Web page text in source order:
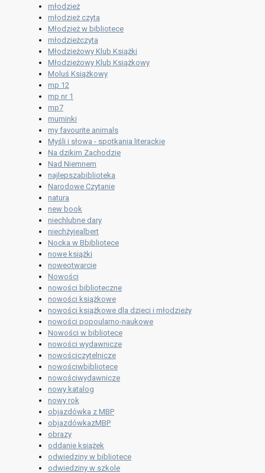
młodzież
młodzież czyta
Młodzież w bibliotece
młodzieżczyta
Młodzieżowy Klub Książki
Młodzieżowy Klub Książkowy
Moluś Książkowy
mp 12
mp nr 1
mp7
muminki
my favourite animals
Myśli i słowa - spotkania literackie
Na dzikim Zachodzie
Nad Niemnem
najlepszabiblioteka
Narodowe Czytanie
natura
new book
niechlubne dary
niechżyjealbert
Nocka w Bbibliotece
nowe książki
noweotwarcie
Nowości
nowości biblioteczne
nowości książkowe
nowości książkowe dla dzieci i młodzieży
nowości popoularno-naukowe
Nowości w bibliotece
nowości wydawnicze
nowościczytelnicze
nowościwbibliotece
nowościwydawnicze
nowy katalog
nowy rok
objazdówka z MBP
objazdówkazMBP
obrazy
oddanie książek
odwiedziny w bibliotece
odwiedziny w szkole